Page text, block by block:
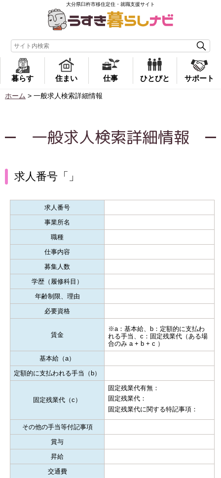
大分県臼杵市移住定住・就職支援サイト
暮らす 住まい 仕事 ひとびと サポート
ホーム > 一般求人検索詳細情報
一般求人検索詳細情報
求人番号「」
求人番号
事業所名
職種
仕事内容
募集人数
学歴（履修科目）
年齢制限、理由
必要資格
賃金
※a：基本給、b：定額的に支払わ
れる手当、c：固定残業代（ある場
合のみ a + b + c ）
基本給（a）
定額的に支払われる手当（b）
固定残業代（c）
固定残業代有無：
固定残業代：
固定残業代に関する特記事項：
その他の手当等付記事項
賞与
昇給
交通費